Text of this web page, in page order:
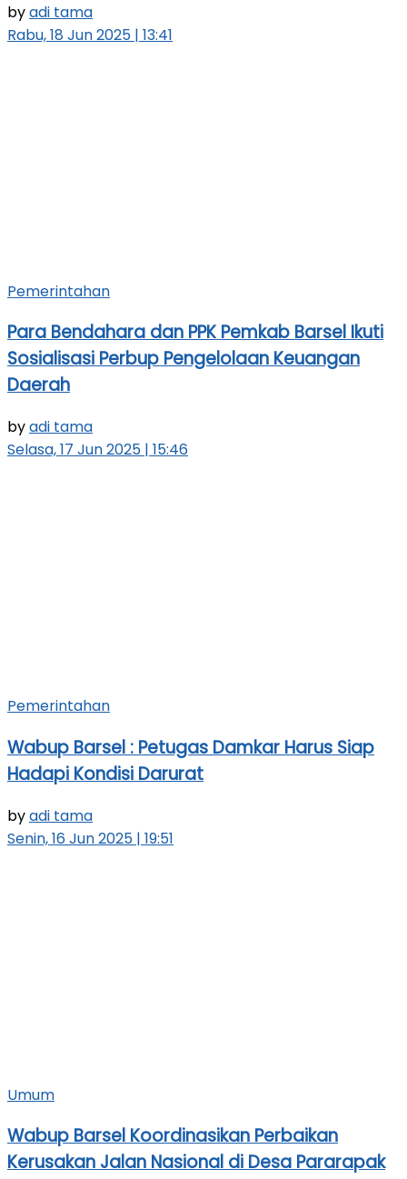
byadi tama
Rabu, 18 Jun 2025 | 13:41
Pemerintahan
Para Bendahara dan PPK Pemkab Barsel Ikuti
Sosialisasi Perbup Pengelolaan Keuangan
Daerah
byadi tama
Selasa, 17 Jun 2025 | 15:46
Pemerintahan
Wabup Barsel : Petugas Damkar Harus Siap
Hadapi Kondisi Darurat
byadi tama
Senin, 16 Jun 2025 | 19:51
Umum
Wabup Barsel Koordinasikan Perbaikan
Kerusakan Jalan Nasional di Desa Pararapak